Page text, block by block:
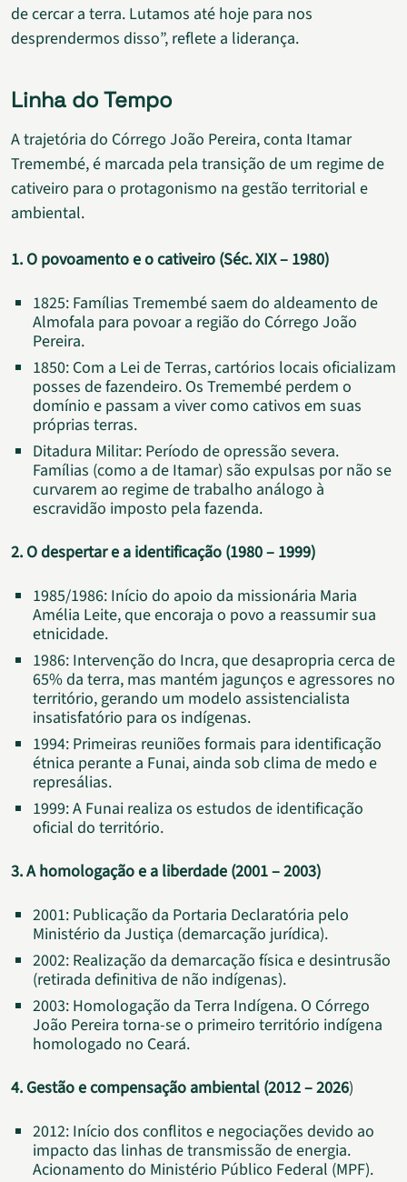
de cercar a terra. Lutamos até hoje para nos
desprendermos disso”, reflete a liderança.
Linha do Tempo
A trajetória do Córrego João Pereira, conta Itamar
Tremembé, é marcada pela transição de um regime de
cativeiro para o protagonismo na gestão territorial e
ambiental.
1. O povoamento e o cativeiro (Séc. XIX – 1980)
1825: Famílias Tremembé saem do aldeamento de
Almofala para povoar a região do Córrego João
Pereira.
1850: Com a Lei de Terras, cartórios locais oficializam
posses de fazendeiro. Os Tremembé perdem o
domínio e passam a viver como cativos em suas
próprias terras.
Ditadura Militar: Período de opressão severa.
Famílias (como a de Itamar) são expulsas por não se
curvarem ao regime de trabalho análogo à
escravidão imposto pela fazenda.
2. O despertar e a identificação (1980 – 1999)
1985/1986: Início do apoio da missionária Maria
Amélia Leite, que encoraja o povo a reassumir sua
etnicidade.
1986: Intervenção do Incra, que desapropria cerca de
65% da terra, mas mantém jagunços e agressores no
território, gerando um modelo assistencialista
insatisfatório para os indígenas.
1994: Primeiras reuniões formais para identificação
étnica perante a Funai, ainda sob clima de medo e
represálias.
1999: A Funai realiza os estudos de identificação
oficial do território.
3. A homologação e a liberdade (2001 – 2003)
2001: Publicação da Portaria Declaratória pelo
Ministério da Justiça (demarcação jurídica).
2002: Realização da demarcação física e desintrusão
(retirada definitiva de não indígenas).
2003: Homologação da Terra Indígena. O Córrego
João Pereira torna-se o primeiro território indígena
homologado no Ceará.
4. Gestão e compensação ambiental (2012 – 2026)
2012: Início dos conflitos e negociações devido ao
impacto das linhas de transmissão de energia.
Acionamento do Ministério Público Federal (MPF).